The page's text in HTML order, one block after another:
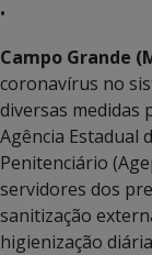
•
Campo Grande
coronavírus no
diversas medidas
Agência Estadual
Penitenciário
servidores dos
sanitização
higienização